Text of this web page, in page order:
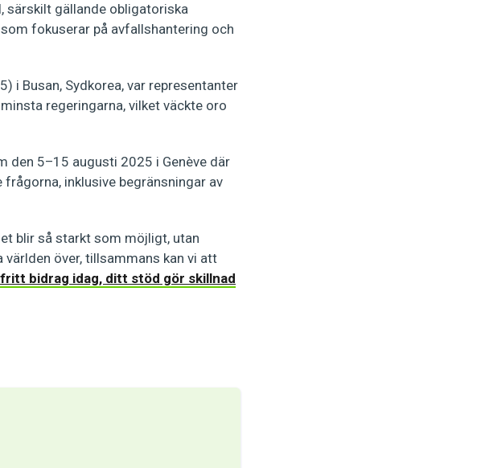
gällande obligatoriska
fokuserar på avfallshantering och
i Busan, Sydkorea, var representanter
regeringarna, vilket väckte oro
den 5–15 augusti 2025 i Genève där
inklusive begränsningar av
blir så starkt som möjligt, utan
över, tillsammans kan vi att
bidrag idag, ditt stöd gör skillnad